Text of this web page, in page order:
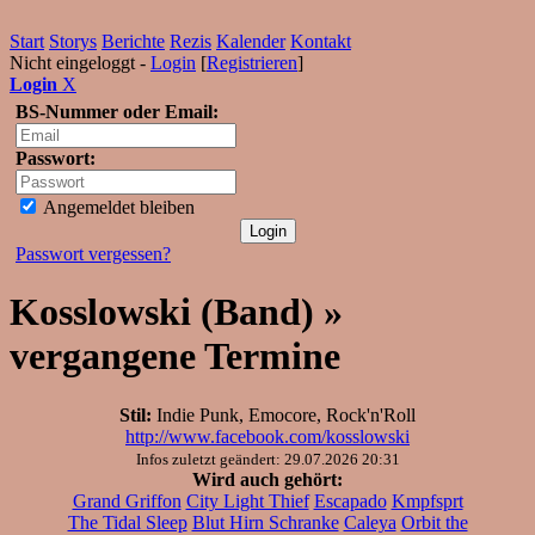
Start Storys Berichte Rezis Kalender Kontakt
Nicht eingeloggt - Login [Registrieren]
Login X
BS-Nummer oder Email:
Passwort:
Angemeldet bleiben
Passwort vergessen?
Kosslowski (Band) »
vergangene Termine
Stil: Indie Punk, Emocore, Rock'n'Roll
http://www.facebook.com/kosslowski
Infos zuletzt geändert: 29.07.2026 20:31
Wird auch gehört:
Grand Griffon City Light Thief Escapado Kmpfsprt
The Tidal Sleep Blut Hirn Schranke Caleya Orbit the